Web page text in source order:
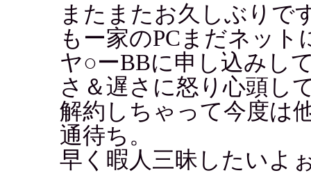
またまたお久しぶりで
もー家のPCまだネッ
ヤ○ーBBに申し込みし
さ＆遅さに怒り心頭し
解約しちゃって今度は
通待ち。
早く暇人三昧したいよ